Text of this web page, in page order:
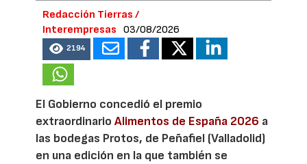
Redacción Tierras /
Interempresas
03/08/2026
2194
El Gobierno concedió el premio
extraordinarioAlimentos de España 2026 a
las bodegas Protos, de Peñafiel (Valladolid)
en una edición en la que también se